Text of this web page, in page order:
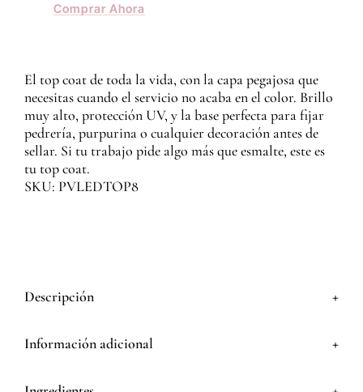
Comprar Ahora
El top coat de toda la vida, con la capa pegajosa que
necesitas cuando el servicio no acaba en el color. Brillo
muy alto, protección UV, y la base perfecta para fijar
pedrería, purpurina o cualquier decoración antes de
sellar. Si tu trabajo pide algo más que esmalte, este es
tu top coat.
SKU: PVLEDTOP8
Descripción +
Información adicional +